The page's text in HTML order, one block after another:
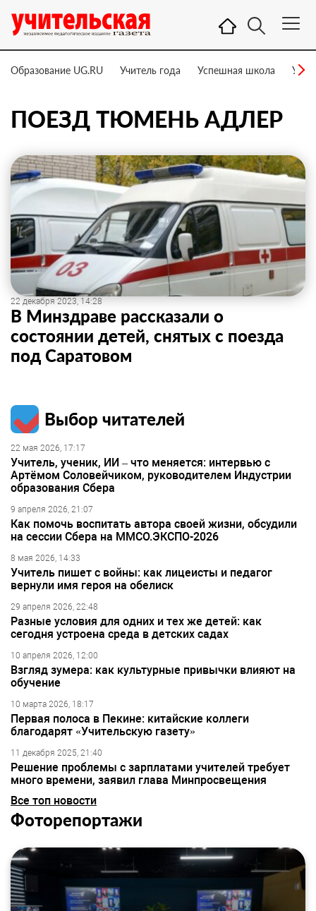
Образование UG.RU Учитель года Успешная школа
ПОЕЗД ТЮМЕНЬ АДЛЕР
22 декабря 2023, 14:28
В Минздраве рассказали о
состоянии детей, снятых с поезда
под Саратовом
Выбор читателей
22 мая 2026, 17:17
Учитель, ученик, ИИ – что меняется: интервью с
Артёмом Соловейчиком, руководителем Индустрии
образования Сбера
9 апреля 2026, 21:07
Как помочь воспитать автора своей жизни, обсудили
на сессии Сбера на ММСО.ЭКСПО-2026
8 мая 2026, 14:33
Учитель пишет с войны: как лицеисты и педагог
вернули имя героя на обелиск
29 апреля 2026, 22:48
Разные условия для одних и тех же детей: как
сегодня устроена среда в детских садах
10 апреля 2026, 12:00
Взгляд зумера: как культурные привычки влияют на
обучение
10 марта 2026, 18:17
Первая полоса в Пекине: китайские коллеги
благодарят «Учительскую газету»
11 декабря 2025, 21:40
Решение проблемы с зарплатами учителей требует
много времени, заявил глава Минпросвещения
Все топ новости
Фоторепортажи